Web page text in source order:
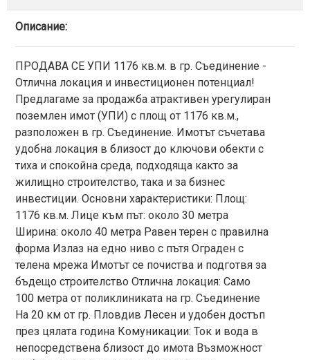
Описание:
ПРОДАВА СЕ УПИ 1176 кв.м. в гр. Съединение -
Отлична локация и инвестиционен потенциал!
Предлагаме за продажба атрактивен урегулиран
поземлен имот (УПИ) с площ от 1176 кв.м.,
разположен в гр. Съединение. Имотът съчетава
удобна локация в близост до ключови обекти с
тиха и спокойна среда, подходяща както за
жилищно строителство, така и за бизнес
инвестиции. Основни характеристики: Площ:
1176 кв.м. Лице към път: около 30 метра
Ширина: около 40 метра Равен терен с правилна
форма Излаз на едно ниво с пътя Оградeн с
телена мрежа Имотът се почиства и подготвя за
бъдещо строителство Отлична локация: Само
100 метра от поликлиниката на гр. Съединение
На 20 км от гр. Пловдив Лесен и удобен достъп
през цялата година Комуникации: Ток и вода в
непосредствена близост до имота Възможност